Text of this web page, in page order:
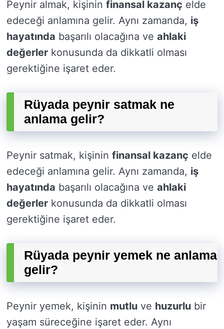
Peynir almak, kişinin finansal kazanç elde
edeceği anlamına gelir. Aynı zamanda, iş
hayatında başarılı olacağına ve ahlaki
değerler konusunda da dikkatli olması
gerektiğine işaret eder.
Rüyada peynir satmak ne
anlama gelir?
Peynir satmak, kişinin finansal kazanç elde
edeceği anlamına gelir. Aynı zamanda, iş
hayatında başarılı olacağına ve ahlaki
değerler konusunda da dikkatli olması
gerektiğine işaret eder.
Rüyada peynir yemek ne anlama
gelir?
Peynir yemek, kişinin mutlu ve huzurlu bir
yaşam süreceğine işaret eder. Aynı